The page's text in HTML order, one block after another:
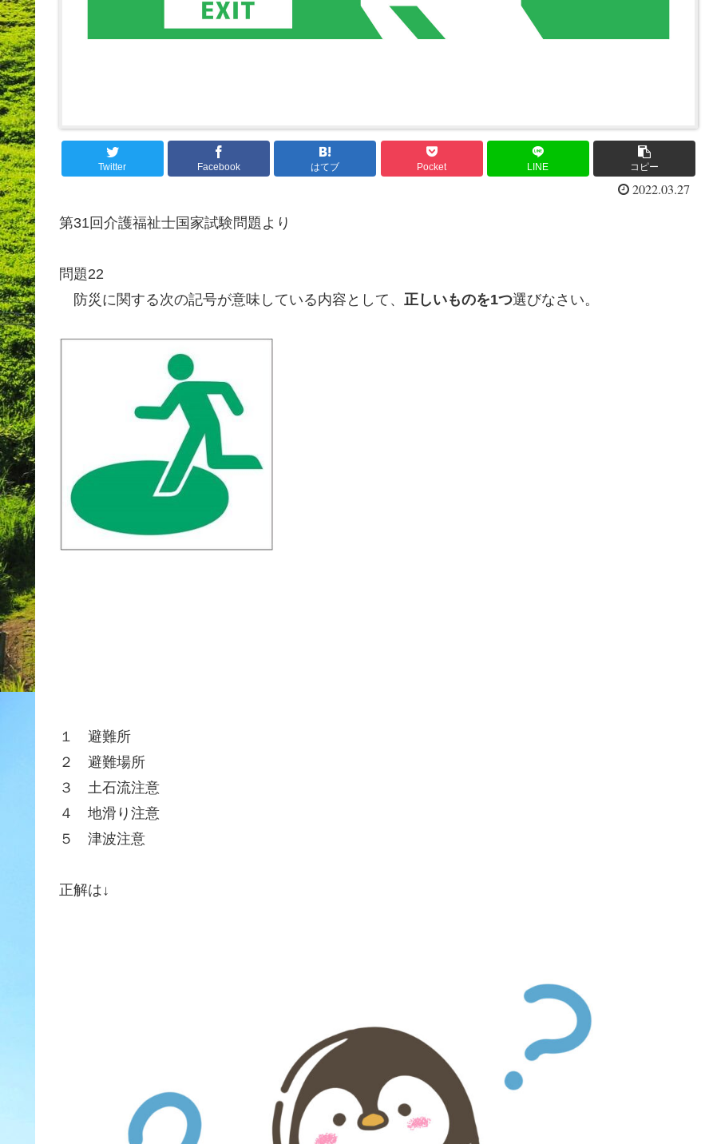
Twitter Facebook はてブ Pocket LINE コピー
2022.03.27
第31回介護福祉士国家試験問題より
問題22
防災に関する次の記号が意味している内容として、 正しいものを1つ選びなさい。
１ 避難所
２ 避難場所
３ 土石流注意
４ 地滑り注意
５ 津波注意
正解は↓